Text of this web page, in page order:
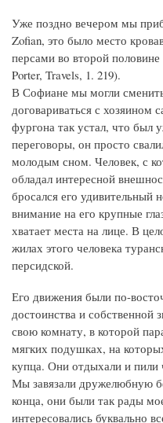
Уже поздно вечером мы
Zofian, это было место
персами во второй
Porter, Travels, 1. 219).
В Софиане мы могли
договариваться с хозяином
фургона так устал, что был
переговоры, он просто
молодым сном. Человек, с
обладал интересной
бросался его
внимание на его крупные
хватает места на лице. В
жилах этого человека
персидской.
Его движения были по-
достоинства и собственной
свою комнату, в которой
мягких подушках, на
купца. Они отдыхали и
Мы завязали дружелюбную
конца, они были так рады
интересовались буквально